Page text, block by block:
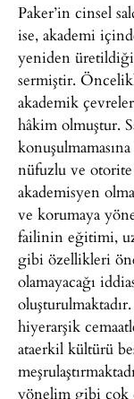
Paker’in cinsel
ise, akademi
yeniden
sermiştir.
akademik
hâkim olmuştur.
nüfuzlu ve otorite
akademisyen
ve korumaya
failinin eğitimi,
gibi özellikleri
olamayacağı
hiyerarşik
ataerkil kültürü
yönelim gibi çok